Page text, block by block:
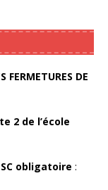
FERMETURES DE
2 de l’école
obligatoire :